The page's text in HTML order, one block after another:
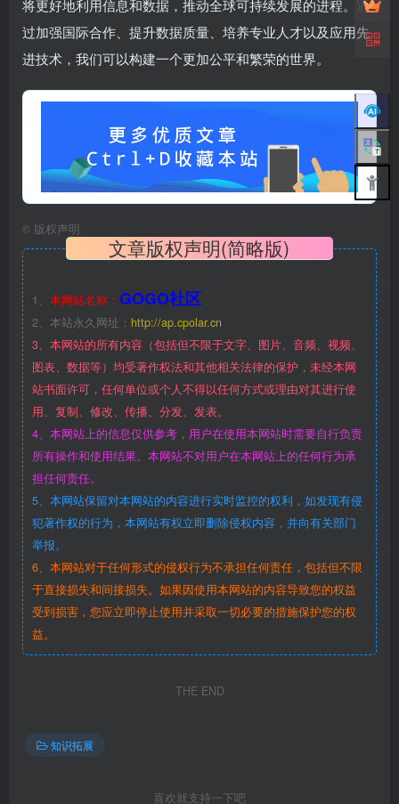
将更好地利用信息和数据，推动全球可持续发展的进程。通
过加强国际合作、提升数据质量、培养专业人才以及应用先
进技术，我们可以构建一个更加公平和繁荣的世界。
© 版权声明
文章版权声明(简略版)
1、 本网站名称： GOGO社区
2、本站永久网址： http://ap.cpolar.cn
3、本网站的所有内容（包括但不限于文字、图片、音频、视频、
图表、数据等）均受著作权法和其他相关法律的保护，未经本网
站书面许可，任何单位或个人不得以任何方式或理由对其进行使
用、复制、修改、传播、分发、发表。
4、本网站上的信息仅供参考，用户在使用本网站时需要自行负责
所有操作和使用结果。本网站不对用户在本网站上的任何行为承
担任何责任。
5、本网站保留对本网站的内容进行实时监控的权利，如发现有侵
犯著作权的行为，本网站有权立即删除侵权内容，并向有关部门
举报。
6、本网站对于任何形式的侵权行为不承担任何责任，包括但不限
于直接损失和间接损失。如果因使用本网站的内容导致您的权益
受到损害，您应立即停止使用并采取一切必要的措施保护您的权
益。
THE END
知识拓展
喜欢就支持一下吧